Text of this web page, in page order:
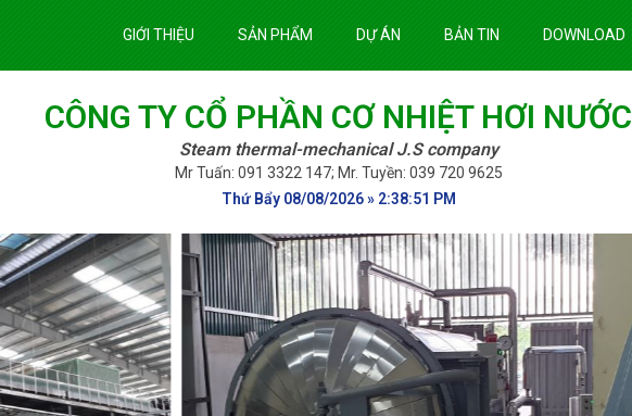
GIỚI THIỆU SẢN PHẨM DỰ ÁN BẢN TIN DOWNLOAD
CÔNG TY CỔ PHẦN CƠ NHIỆT HƠI NƯỚC
Steam thermal-mechanical J.S company
Mr Tuấn: 091 3322 147; Mr. Tuyền: 039 720 9625
Thứ Bẩy 08/08/2026 » 2:38:53 PM